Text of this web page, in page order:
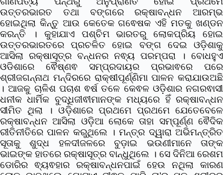
ଉତ୍ତରଭାରତ ତଥା ବଙ୍ଗରେ ରକ୍ଷାବନ୍ଧନ ଆରମ୍ଭ
ହୋଇଥିଲା କିନ୍ତୁ ଆଉ କେତେକ ଗଵେଷକ ଏହି ମତକୁ ଖଣ୍ଡନ
କରନ୍ତି । କୁହାଯାଏ ପଶ୍ଚିମ ଭାରତରୁ ଲୋକପ୍ରିୟ ହୋଇ
ଉତ୍ତରଭାରତରେ ପ୍ରଚଳିତ ହୋଇ ବଙ୍ଗ ଦେଇ ଓଡ଼ିଶାକୁ
ଆସିଲା ରକ୍ଷାସୂତ୍ର ବନ୍ଧନର ନଵ୍ୟ ପରମ୍ପରା । ବୋଧହୁଏ
ଓଡିଶାରେ ଵୈଷ୍ଣଵ ସମ୍ପ୍ରଦାୟର ପ୍ରଭାଵରେ ପରେ
ଶ୍ରୀଜଗନ୍ନାଥ ମନ୍ଦିରରେ ରାକ୍ଷୀପୂର୍ଣ୍ଣିମା ପାଳନ କରାଯାଉଅଛି
। ଆଜକୁ ଚାଳିଶ ପଚାଶ ଵର୍ଷ ତଳେ କେଵଳ ଓଡ଼ିଶାର ନଗରଵାସୀ
ଧନୀକ ଧାର୍ମିକ ବୁଦ୍ଧିଜୀଵୀମାନଙ୍କ ମଧ୍ୟରେ ହିଁ ରକ୍ଷାବନ୍ଧନ
ସୀମିତ ଥିଲା । ଓଡ଼ିଶାରେ ପ୍ରଥମେ ପ୍ରଥମେ ଯେତେବେଳେ
ରକ୍ଷାବନ୍ଧନ ଆସିଲା ଓଡ଼ିଆ ଲୋକେ ତାହା ସମ୍ପୂର୍ଣ୍ଣ ଵୈଦିକ
ରୀତିନୀତିରେ ପାଳନ କରୁଥିଲେ ।ମନ୍ତ୍ର ଦ୍ୱାରା ଅଭିମନ୍ତ୍ରିତ
ସୂତାକୁ ଶୁଦ୍ଧ ହଳଦୀଜଳରେ ବୁଡ଼ାଇ ଭଉଣୀମାନେ ତାଙ୍କ
ଭାଇଙ୍କ ହାତରେ ରକ୍ଷାସୂତ୍ର ବାନ୍ଧୁଥିଲେ । ସେ ଦିନିଆ ରେଶମ
ଡୋରିର ଵ୍ୟଵହାର ରକ୍ଷାବନ୍ଧନପାଇଁ ହେଉ ନଥିଲା କାରଣ